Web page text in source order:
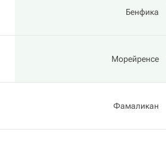
Бенфика
Морейренсе
Фамаликан